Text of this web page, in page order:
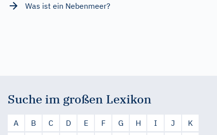
Was ist ein Nebenmeer?
Suche im großen Lexikon
A B C D E F G H I J
K